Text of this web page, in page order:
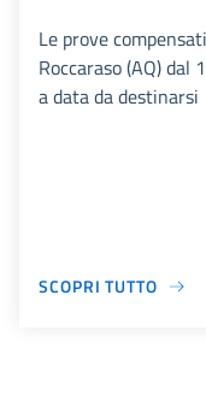
Le prove
Roccaraso (AQ)
a data da destinarsi
SCOPRI TUTTO